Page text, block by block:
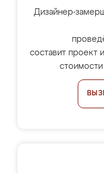
Дизайнер-
составит проект